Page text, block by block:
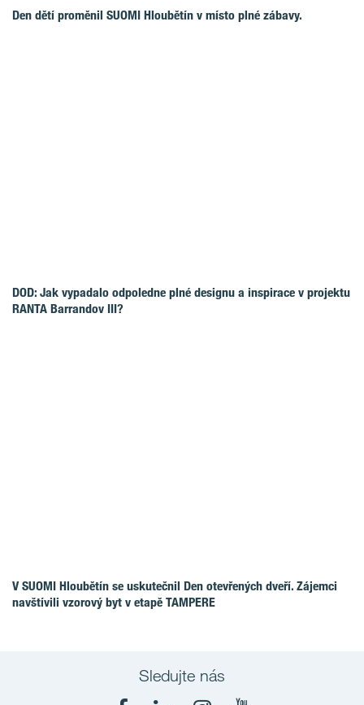
Den dětí proměnil SUOMI Hloubětín v místo plné zábavy.
DOD: Jak vypadalo odpoledne plné designu a inspirace v projektu
RANTA Barrandov III?
V SUOMI Hloubětín se uskutečnil Den otevřených dveří. Zájemci
navštívili vzorový byt v etapě TAMPERE
Sledujte nás